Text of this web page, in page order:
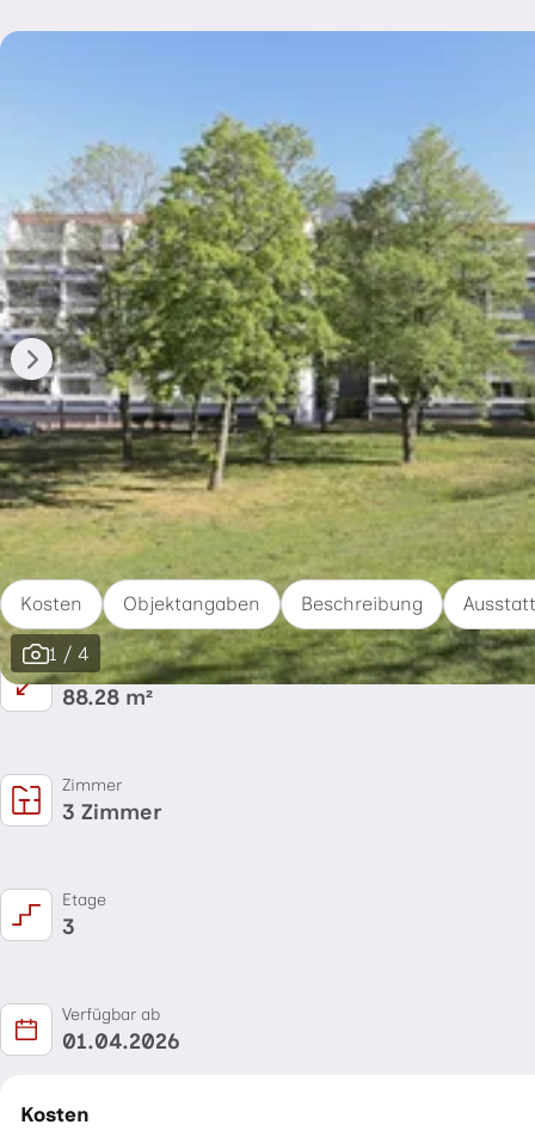
1 / 4
Inhalt auf dieser Seite
Kosten Objektangaben Beschreibung
Fläche
88.28 m²
Zimmer
3 Zimmer
Etage
3
Verfügbar ab
01.04.2026
Kosten